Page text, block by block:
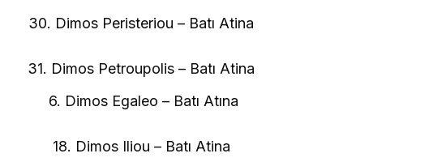
30. Dimos Peristeriou – Batı Atina
31. Dimos Petroupolis – Batı Atina
6. Dimos Egaleo – Batı Atına
18. Dimos Iliou – Batı Atina